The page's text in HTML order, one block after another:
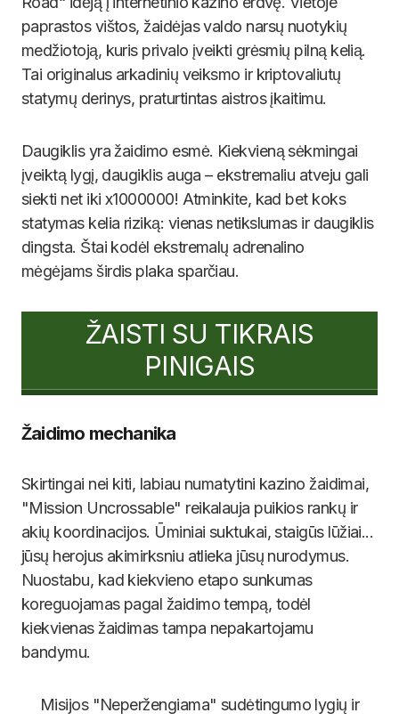
paprastos vištos, žaidėjas valdo narsų nuotykių
medžiotoją, kuris privalo įveikti grėsmių pilną kelią.
Tai originalus arkadinių veiksmo ir kriptovaliutų
statymų derinys, praturtintas aistros įkaitimu.
Daugiklis yra žaidimo esmė. Kiekvieną sėkmingai
įveiktą lygį, daugiklis auga – ekstremaliu atveju gali
siekti net iki x1000000! Atminkite, kad bet koks
statymas kelia riziką: vienas netikslumas ir daugiklis
dingsta. Štai kodėl ekstremalų adrenalino
mėgėjams širdis plaka sparčiau.
ŽAISTI SU TIKRAIS
PINIGAIS
Žaidimo mechanika
Skirtingai nei kiti, labiau numatytini kazino žaidimai,
"Mission Uncrossable" reikalauja puikios rankų ir
akių koordinacijos. Ūminiai suktukai, staigūs lūžiai...
jūsų herojus akimirksniu atlieka jūsų nurodymus.
Nuostabu, kad kiekvieno etapo sunkumas
koreguojamas pagal žaidimo tempą, todėl
kiekvienas žaidimas tampa nepakartojamu
bandymu.
Misijos "Neperžengiama" sudėtingumo lygių ir